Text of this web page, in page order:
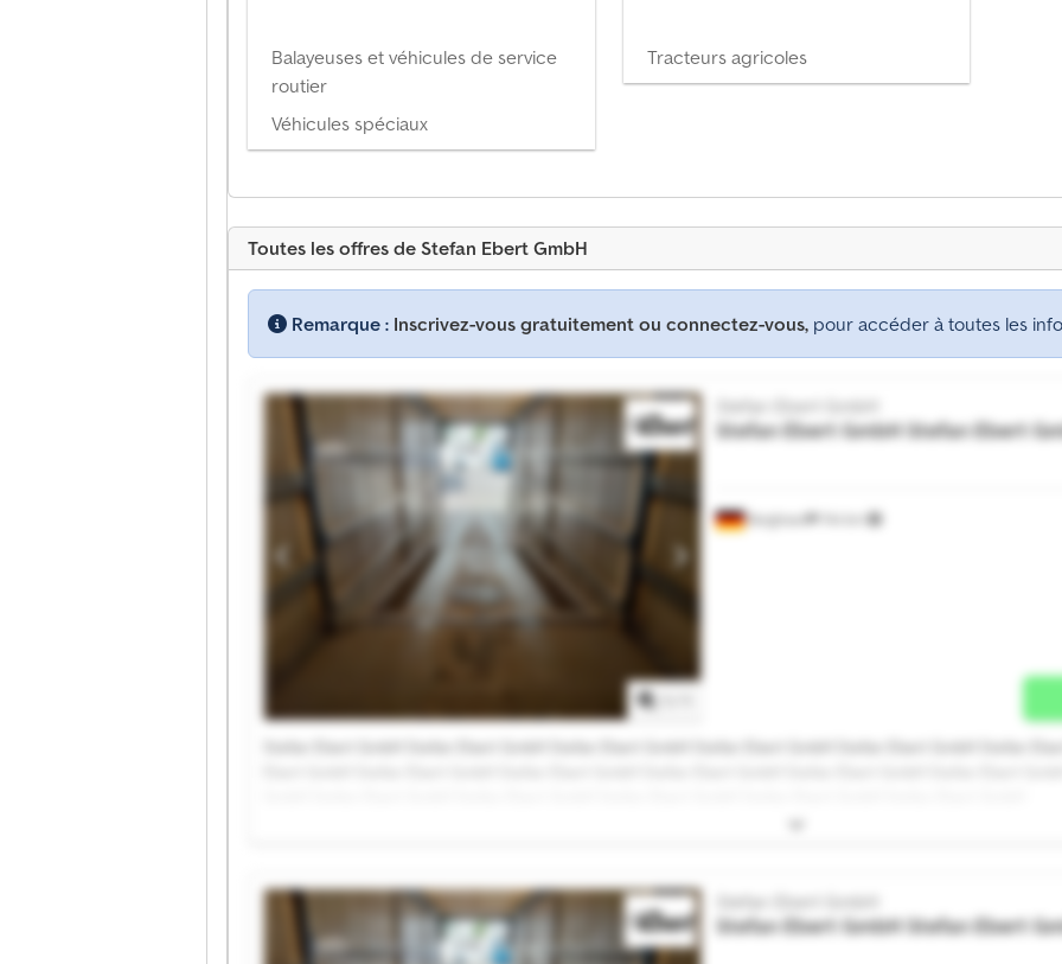
Balayeuses et véhicules de service
routier
Véhicules spéciaux
Tracteurs agricoles
Toutes les offres de Stefan Ebert GmbH
Remarque : Inscrivez-vous gratuitement ou connectez-vous, pour accéder à toutes les
Burghaun
Stefan Ebert GmbH
Stefan Ebert GmbHStefan Ebert
Stefan Ebert GmbHStefan Ebert